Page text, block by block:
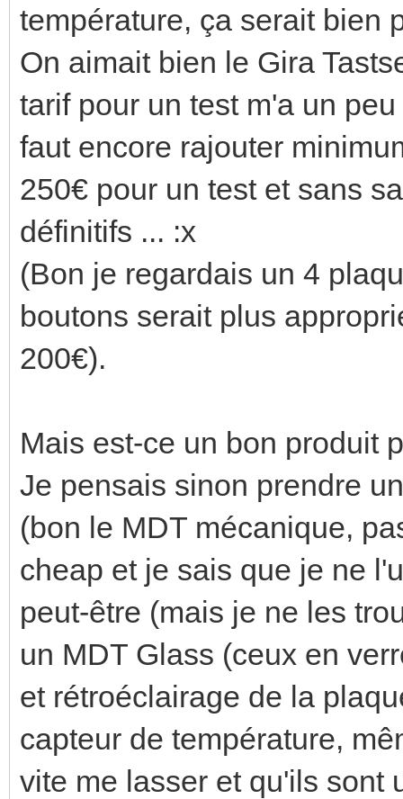
température, ça serait bien
On aimait bien le Gira
tarif pour un test m'a un
faut encore rajouter
250€ pour un test et sans
définitifs ... :x
(Bon je regardais un 4
boutons serait plus
200€).
Mais est-ce un bon produit
Je pensais sinon prendre
(bon le MDT mécanique,
cheap et je sais que je ne
peut-être (mais je ne les
un MDT Glass (ceux en
et rétroéclairage de la
capteur de température,
vite me lasser et qu'ils sont